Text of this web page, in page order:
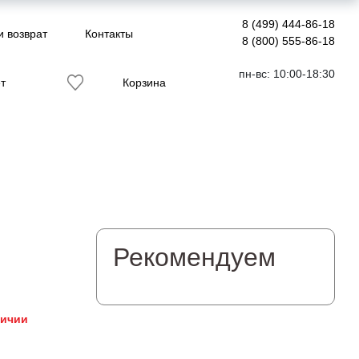
возврат Контакты
8 (499) 444-86-18
8 (800) 555-86-18
Корзина
пн-вс: 10:00-18:30
Рекомендуем